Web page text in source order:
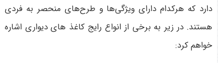
دارد که هرکدام دارای ویژگی‌ها و طرح‌های منحصر به فردی
هستند. در زیر به برخی از انواع رایج کاغذ های دیواری اشاره
خواهم کرد: